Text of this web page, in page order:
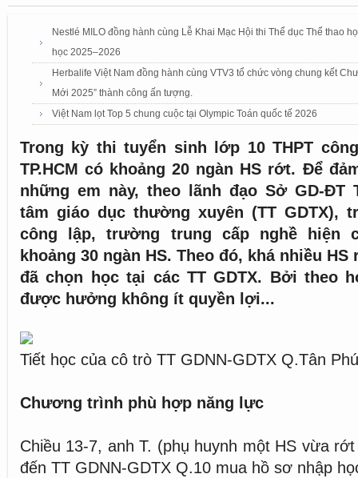
Nestlé MILO đồng hành cùng Lễ Khai Mạc Hội thi Thể dục Thể thao
học 2025–2026
Herbalife Việt Nam đồng hành cùng VTV3 tổ chức vòng chung kết
Mới 2025” thành công ấn tượng.
Việt Nam lọt Top 5 chung cuộc tại Olympic Toán quốc tế 2026
Trong kỳ thi tuyển sinh lớp 10 THPT
TP.HCM có khoảng 20 ngàn HS rớt. Để
những em này, theo lãnh đạo Sở GD-ĐT
tâm giáo dục thường xuyên (TT GDTX),
công lập, trường trung cấp nghề hiện
khoảng 30 ngàn HS. Theo đó, khá nhiều
đã chọn học tại các TT GDTX. Bởi theo
được hưởng không ít quyền lợi...
Tiết học của cô trò TT GDNN-GDTX Q.Tân
Chương trình phù hợp năng lực
Chiều 13-7, anh T. (phụ huynh một HS vừa
đến TT GDNN-GDTX Q.10 mua hồ sơ nhập